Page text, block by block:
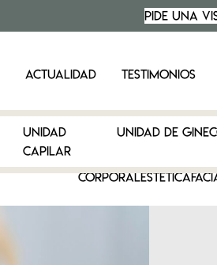
PIDE UNA
ACTUALIDAD TESTIMONIOS
UNIDAD
CAPILAR
UNIDAD DE
CORPORALESTÉTICA